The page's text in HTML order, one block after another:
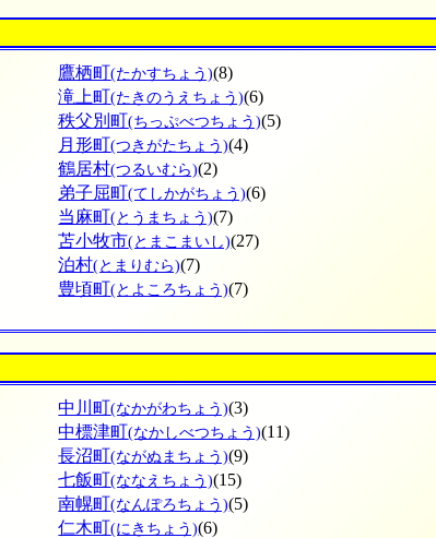
鷹栖町(たかすちょう)(8)
滝上町(たきのうえちょう)(6)
秩父別町(ちっぷべつちょう)(5)
月形町(つきがたちょう)(4)
鶴居村(つるいむら)(2)
弟子屈町(てしかがちょう)(6)
当麻町(とうまちょう)(7)
苫小牧市(とまこまいし)(27)
泊村(とまりむら)(7)
豊頃町(とよころちょう)(7)
中川町(なかがわちょう)(3)
中標津町(なかしべつちょう)(11)
長沼町(ながぬまちょう)(9)
七飯町(ななえちょう)(15)
南幌町(なんぽろちょう)(5)
仁木町(にきちょう)(6)